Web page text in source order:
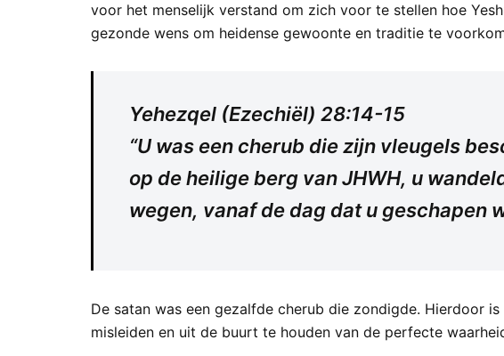
voor het menselijk verstand om zich voor te stellen hoe
gezonde wens om heidense gewoonte en traditie te
Yehezqel (Ezechiël) 28:14-15
“U was een cherub die zijn vleugels
op de heilige berg van JHWH, u
wegen, vanaf de dag dat u geschapen
De satan was een gezalfde cherub die zondigde. Hierdoor